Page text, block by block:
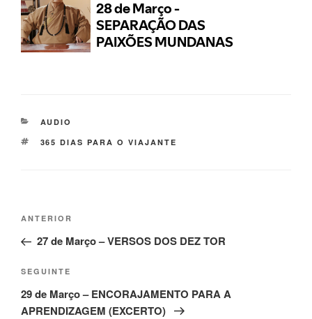
AUDIO
365 DIAS PARA O VIAJANTE
ANTERIOR
27 de Março – VERSOS DOS DEZ TOR
SEGUINTE
29 de Março – ENCORAJAMENTO PARA A
APRENDIZAGEM (EXCERTO)